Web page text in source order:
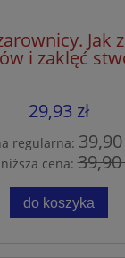
Jak
i zaklęć
pełną
29,93 zł
regularna: 39,90
cena:39,90
do koszyka